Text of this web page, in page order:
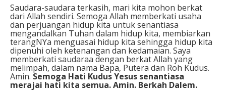
Saudara-saudara terkasih, mari kita mohon berkat
dari Allah sendiri. Semoga Allah memberkati usaha
dan perjuangan hidup kita untuk senantiasa
mengandalkan Tuhan dalam hidup kita, membiarkan
terangNYa menguasai hidup kita sehingga hidup kita
dipenuhi oleh ketenangan dan kedamaian. Saya
memberkati saudaraa dengan berkat Allah yang
melimpah, dalam nama Bapa, Putera dan Roh Kudus.
Amin. Semoga Hati Kudus Yesus senantiasa
merajai hati kita semua. Amin. Berkah Dalem.